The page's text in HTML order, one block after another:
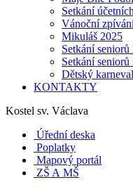
Setkání
Vánoční
Mikuláš 2025
Setkání seniorů
Setkání seniorů
Dětský
KONTAKTY
Kostel sv. Václava
Úřední deska
Poplatky
Mapový portál
ZŠ A MŠ